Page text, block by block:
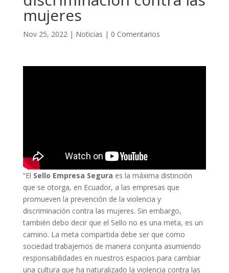
mujeres
Nov 25, 2022| Noticias | 0 Comentarios
“El Sello Empresa Segura es la máxima distinción
que se otorga, en Ecuador, a las empresas que
promueven la prevención de la violencia y
discriminación contra las mujeres. Sin embargo,
también debo decir que el Sello no es una meta, es un
camino. La meta compartida debe ser que como
sociedad trabajemos de manera conjunta asumiendo
responsabilidades en nuestros espacios para cambiar
una cultura que ha naturalizado la violencia contra las